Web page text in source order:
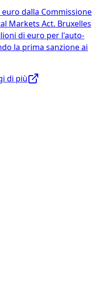
dalla Commissione
Markets Act. Bruxelles
di euro per l'auto-
la prima sanzione ai
di più